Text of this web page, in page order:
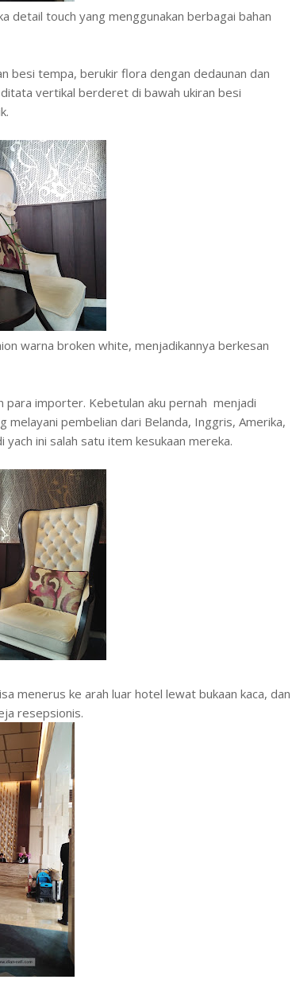
detail touch yang menggunakan berbagai bahan
besi tempa, berukir flora dengan dedaunan dan
vertikal berderet di bawah ukiran besi
warna broken white, menjadikannya berkesan
importer. Kebetulan aku pernah menjadi
pembelian dari Belanda, Inggris, Amerika,
yach ini salah satu item kesukaan mereka.
menerus ke arah luar hotel lewat bukaan kaca, dan
resepsionis.